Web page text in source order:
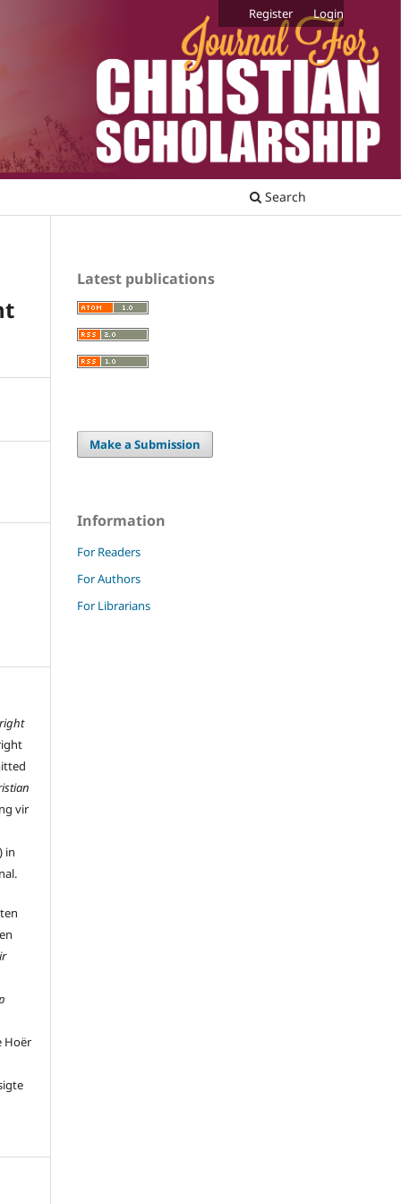
Search
Register Login
vir
in
Hoër
Latest publications
Make a Submission
Information
For Readers
For Authors
For Librarians